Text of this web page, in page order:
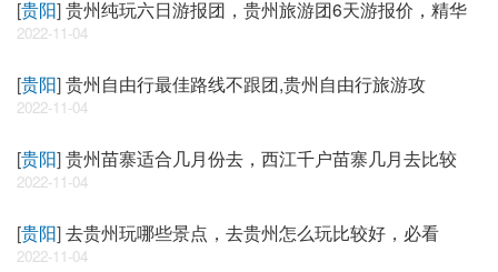
[贵阳]贵州纯玩六日游报团，贵州旅游团6天游报价，精华
2022-11-04
[贵阳]贵州自由行最佳路线不跟团,贵州自由行旅游攻
2022-11-04
[贵阳]贵州苗寨适合几月份去，西江千户苗寨几月去比较
2022-11-04
[贵阳]去贵州玩哪些景点，去贵州怎么玩比较好，必看
2022-11-04